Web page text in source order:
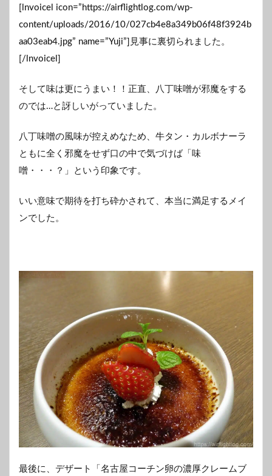
[lnvoicel icon=”https://airflightlog.com/wp-
content/uploads/2016/10/027cb4e8a349b06f48f3924b
aa03eab4.jpg” name=”Yuji”]見事に裏切られました。
[/lnvoicel]
そして味は更にうまい！！正直、八丁味噌が邪魔をする
のでは…と訝しいがっていました。
八丁味噌の風味が控えめなため、牛タン・カルボナーラ
ともに全く邪魔をせず口の中で気づけば「味
噌・・・？」という印象です。
いい意味で期待を打ち砕かされて、本当に満足するメイ
ンでした。
最後に、デザート「名古屋コーチン卵の濃厚クレームブ